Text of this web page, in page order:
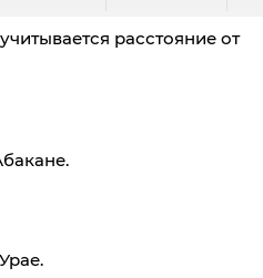
расстояние от